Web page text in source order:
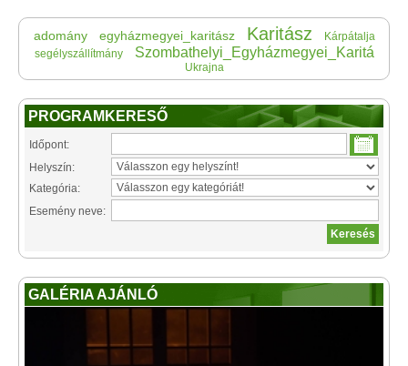
adomány egyházmegyei_karitász Karitász
Kárpátalja
segélyszállítmány
Szombathelyi_Egyházmegyei_Karitá
Ukrajna
PROGRAMKERESŐ
Időpont:
Helyszín:
Kategória:
Esemény neve:
GALÉRIA AJÁNLÓ